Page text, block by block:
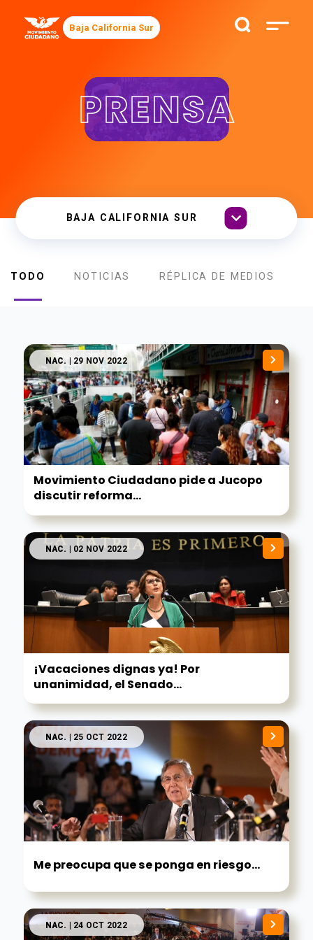
Baja California Sur
PRENSA
TODO NOTICIAS RÉPLICA DE MEDIOS
NAC. | 29 NOV 2022
Movimiento Ciudadano pide a Jucopo
discutir reforma...
NAC. | 02 NOV 2022
¡Vacaciones dignas ya! Por
unanimidad, el Senado...
NAC. | 25 OCT 2022
Me preocupa que se ponga en riesgo...
NAC. | 24 OCT 2022